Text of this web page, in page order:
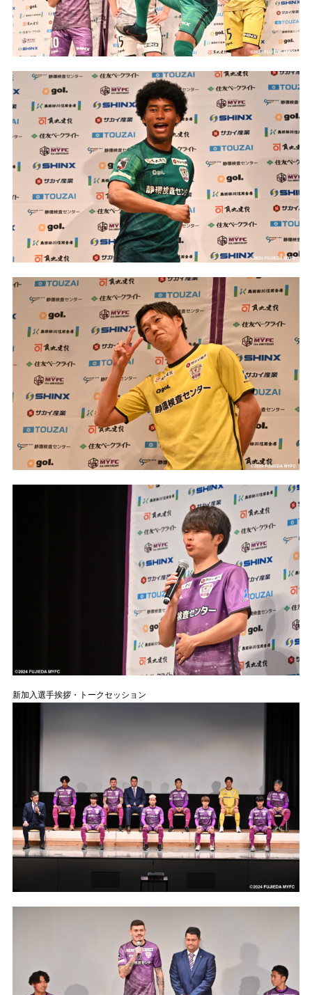
新加入選手挨拶・トークセッション